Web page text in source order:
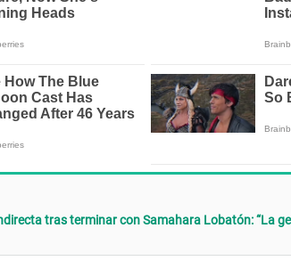
tras terminar con Samahara Lobatón: “La